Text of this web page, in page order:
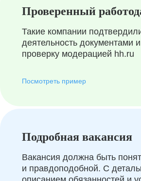
Проверенный
Такие компании
деятельность документами
проверку модерацией hh.ru
Посмотреть пример
Подробная вакансия
Вакансия должна быть
и правдоподобной. С